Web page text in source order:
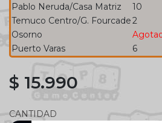
Pablo Neruda/Casa Matriz
10
Temuco Centro/G. Fourcade2
Osorno
Puerto Varas
6
$ 15.990
CANTIDAD